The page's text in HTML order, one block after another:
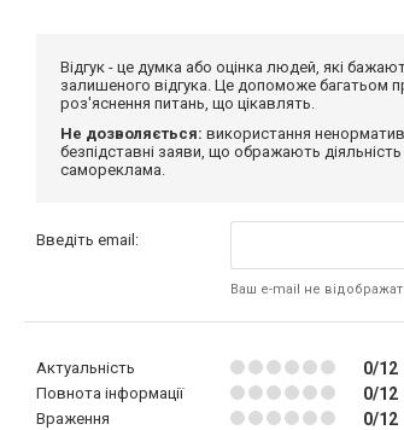
Відгук - це думка або оцінка людей, які
залишеного відгука. Це допоможе багатьом
роз'яснення питань, що цікавлять.
Не дозволяється: використання
безпідставні заяви, що ображають
самореклама.
Введіть email:
Ваш e-mail не
Актуальність 0/12
Повнота інформації 0/12
Враження 0/12